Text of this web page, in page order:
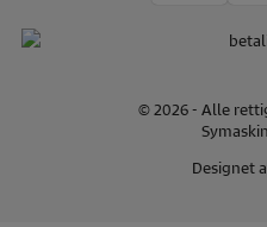
© 2026 - Alle
Designet